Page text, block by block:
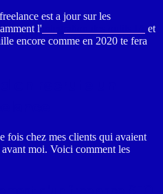
est a jour sur les
l'
et
encore comme en 2020 te fera
fois chez mes clients qui avaient
moi. Voici comment les